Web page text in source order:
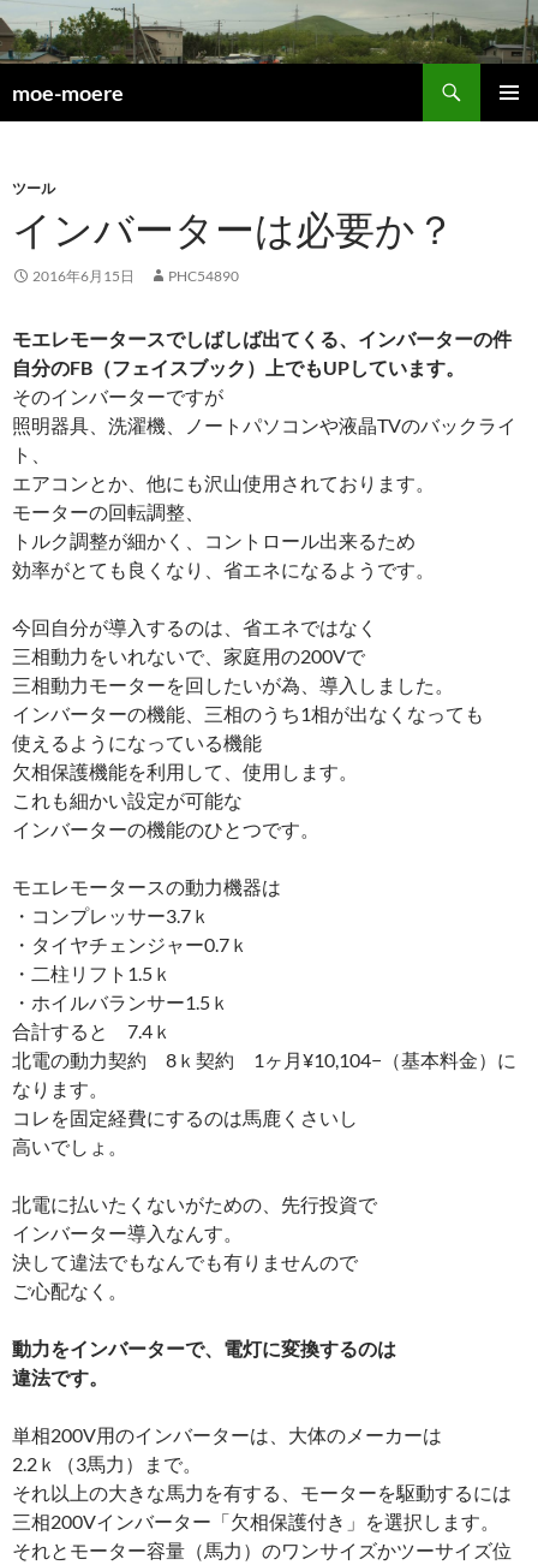
moe-moere
索
ン
へ
キ
プ
ツール
インバーターは必要か？
2016年6月15日 PHC54890
モエレモータースでしばしば出てくる、インバーターの件
自分のFB（フェイスブック）上でもUPしています。
そのインバーターですが
照明器具、洗濯機、ノートパソコンや液晶TVのバックライ
ト、
エアコンとか、他にも沢山使用されております。
モーターの回転調整、
トルク調整が細かく、コントロール出来るため
効率がとても良くなり、省エネになるようです。
今回自分が導入するのは、省エネではなく
三相動力をいれないで、家庭用の200Vで
三相動力モーターを回したいが為、導入しました。
インバーターの機能、三相のうち1相が出なくなっても
使えるようになっている機能
欠相保護機能を利用して、使用します。
これも細かい設定が可能な
インバーターの機能のひとつです。
モエレモータースの動力機器は
・コンプレッサー3.7ｋ
・タイヤチェンジャー0.7ｋ
・二柱リフト1.5ｋ
・ホイルバランサー1.5ｋ
合計すると 7.4ｋ
北電の動力契約 8ｋ契約 1ヶ月¥10,104−（基本料金）に
なります。
コレを固定経費にするのは馬鹿くさいし
高いでしょ。
北電に払いたくないがための、先行投資で
インバーター導入なんす。
決して違法でもなんでも有りませんので
ご心配なく。
動力をインバーターで、電灯に変換するのは
違法です。
単相200V用のインバーターは、大体のメーカーは
2.2ｋ（3馬力）まで。
それ以上の大きな馬力を有する、モーターを駆動するには
三相200Vインバーター「欠相保護付き」を選択します。
それとモーター容量（馬力）のワンサイズかツーサイズ位